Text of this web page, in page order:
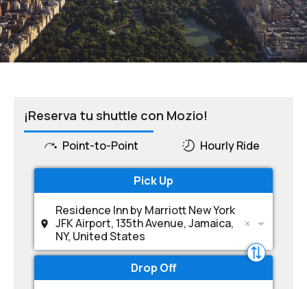
¡Reserva tu shuttle con Mozio!
Point-to-Point Hourly Ride
Pick Up
Residence Inn by Marriott New York
JFK Airport, 135th Avenue, Jamaica,
NY, United States
Drop Off